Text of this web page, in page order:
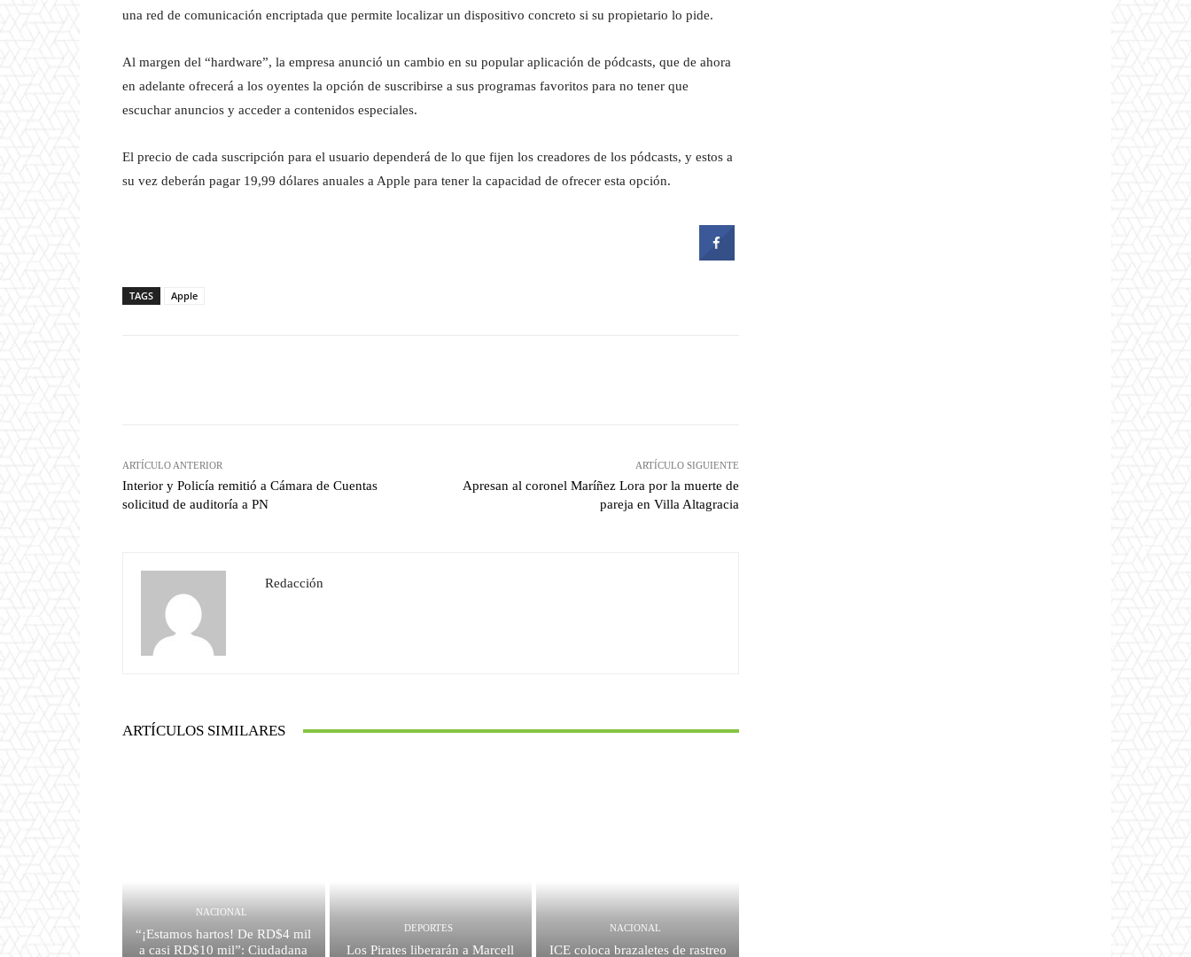
una red de comunicación encriptada que permite localizar un dispositivo concreto si su propietario lo pide.
Al margen del “hardware”, la empresa anunció un cambio en su popular aplicación de pódcasts, que de ahora
en adelante ofrecerá a los oyentes la opción de suscribirse a sus programas favoritos para no tener que
escuchar anuncios y acceder a contenidos especiales.
El precio de cada suscripción para el usuario dependerá de lo que fijen los creadores de los pódcasts, y estos a
su vez deberán pagar 19,99 dólares anuales a Apple para tener la capacidad de ofrecer esta opción.
TAGS Apple
ARTÍCULO ANTERIOR
Interior y Policía remitió a Cámara de Cuentas
solicitud de auditoría a PN
ARTÍCULO SIGUIENTE
Apresan al coronel Maríñez Lora por la muerte de
pareja en Villa Altagracia
Redacción
ARTÍCULOS SIMILARES
NACIONAL
“¡Estamos hartos! De RD$4 mil
a casi RD$10 mil”: Ciudadana
DEPORTES
Los Pirates liberarán a Marcell
NACIONAL
ICE coloca brazaletes de rastreo